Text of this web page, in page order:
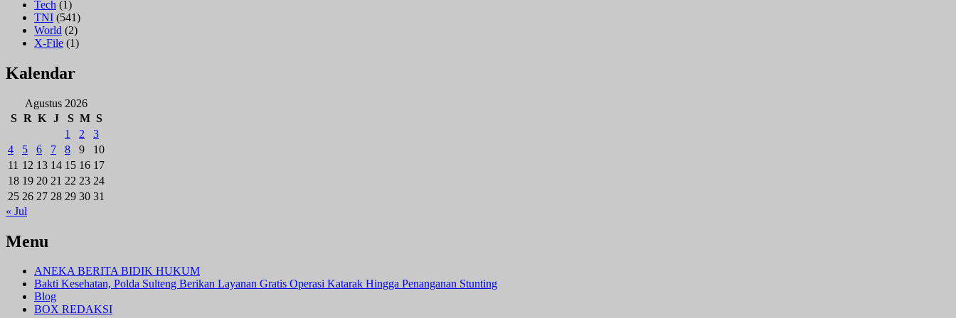
Tech (1)
TNI (541)
World (2)
X-File (1)
Kalendar
Agustus 2026
S R K J S M S
1
2
3
4
5 6 7 8 9
10
11 12 13 14 15 16 17
18 19 20 21 22 23 24
25 26 27 28 29 30 31
« Jul
Menu
ANEKA BERITA BIDIK HUKUM
Bakti Kesehatan, Polda Sulteng Berikan Layanan Gratis Operasi Katarak Hingga Penanganan Stunting
Blog
BOX REDAKSI